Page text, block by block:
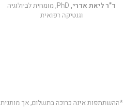
ד"ר ליאת אדרי,
PhD, מומחית לביולוגיה
וגנטיקה רפואית
*ההשתתפות אינה כרוכה בתשלום, אך מותנית